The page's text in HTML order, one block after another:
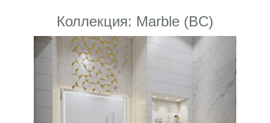
Коллекция: Marble (BC)
Previous Next